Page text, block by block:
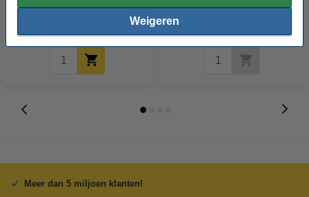
Weigeren
Meer dan 5 miljoen klanten!